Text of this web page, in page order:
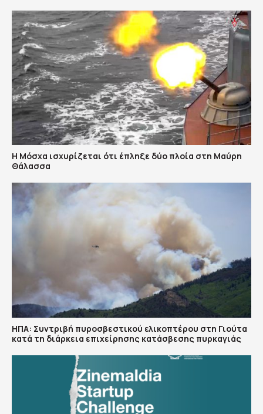
Η Μόσχα ισχυρίζεται ότι έπληξε δύο πλοία στη Μαύρη
Θάλασσα
ΗΠΑ: Συντριβή πυροσβεστικού ελικοπτέρου στη Γιούτα
κατά τη διάρκεια επιχείρησης κατάσβεσης πυρκαγιάς